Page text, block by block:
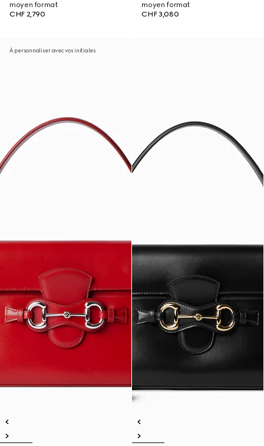
moyen format
CHF 2,790
moyen format
CHF 3,080
À personnaliser avec vos initiales